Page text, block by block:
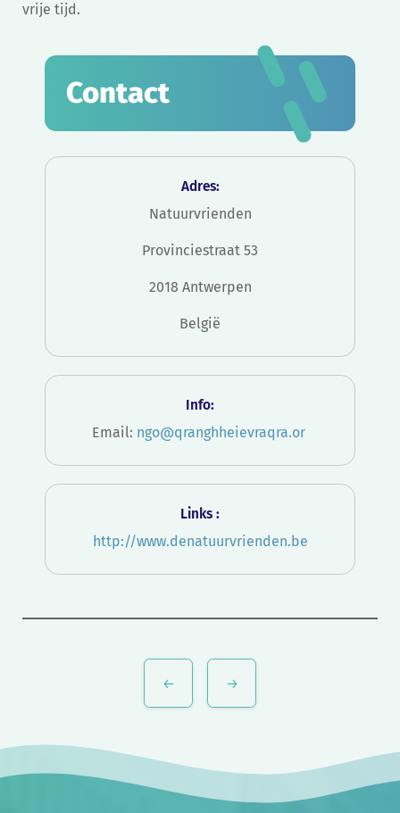
vrije tijd.
Contact
Adres:
Natuurvrienden
Provinciestraat 53
2018 Antwerpen
België
Info:
Email: ngo@qranghheievraqra.or
Links :
http://www.denatuurvrienden.be